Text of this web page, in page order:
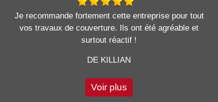
Je recommande fortement cette entreprise pour tout
vos travaux de couverture. Ils ont été agréable et
surtout réactif !
DE KILLIAN
Voir plus